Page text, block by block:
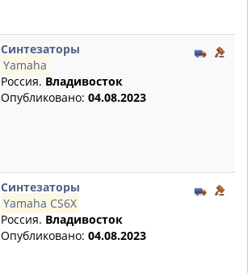
Синтезаторы
Yamaha
Россия. Владивосток
Опубликовано: 04.08.2023
Синтезаторы
Yamaha CS6X
Россия. Владивосток
Опубликовано: 04.08.2023